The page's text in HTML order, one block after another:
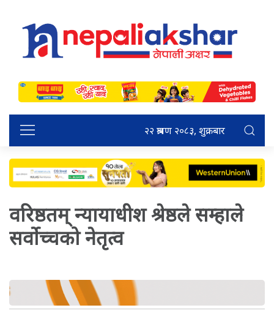
२२ श्रावण २०८३, शुक्रबार
वरिष्ठतम् न्यायाधीश श्रेष्ठले सम्हाले
सर्वोच्चको नेतृत्व